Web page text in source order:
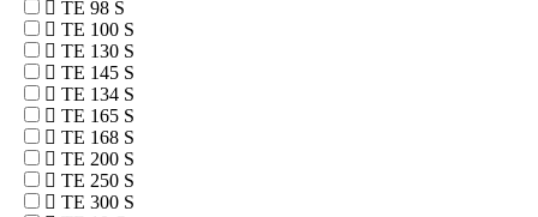
TE 98 S
TE 100 S
TE 130 S
TE 145 S
TE 134 S
TE 165 S
TE 168 S
TE 200 S
TE 250 S
TE 300 S